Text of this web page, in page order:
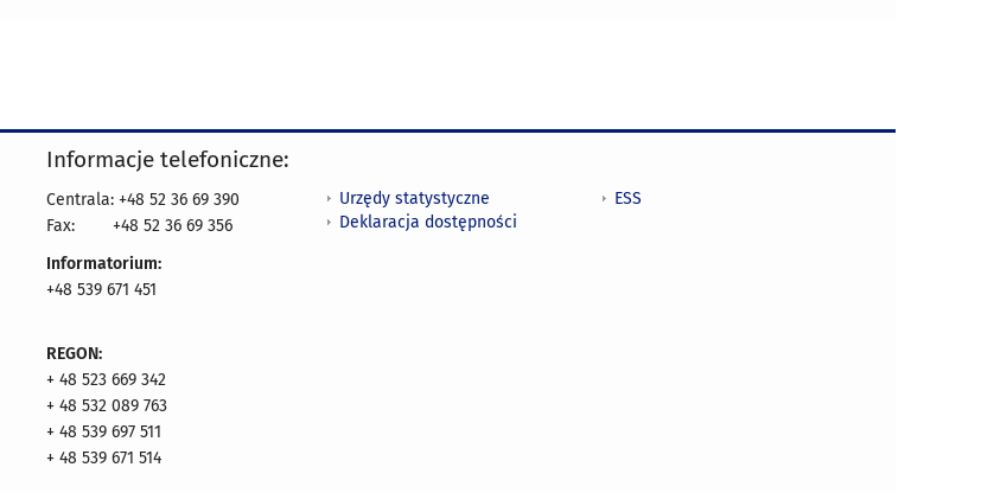
Informacje telefoniczne:
Centrala: +48 52 36 69 390
Fax:
+48 52 36 69 356
Informatorium:
+48 539 671 451
REGON:
+ 48 523 669 342
+ 48 532 089 763
+ 48 539 697 511
+ 48 539 671 514
Urzędy statystyczne
Deklaracja dostępności
ESS